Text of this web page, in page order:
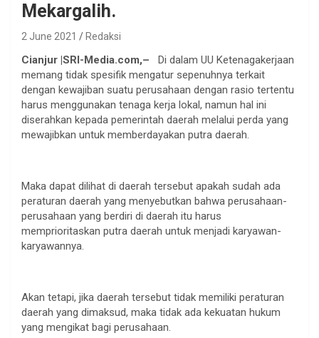
Mekargalih.
2 June 2021 Redaksi
Cianjur |SRI-Media.com,–
Di dalam UU Ketenagakerjaan
memang tidak spesifik mengatur sepenuhnya terkait
dengan kewajiban suatu perusahaan dengan rasio tertentu
harus menggunakan tenaga kerja lokal, namun hal ini
diserahkan kepada pemerintah daerah melalui perda yang
mewajibkan untuk memberdayakan putra daerah.
Maka dapat dilihat di daerah tersebut apakah sudah ada
peraturan daerah yang menyebutkan bahwa perusahaan-
perusahaan yang berdiri di daerah itu harus
memprioritaskan putra daerah untuk menjadi karyawan-
karyawannya.
Akan tetapi, jika daerah tersebut tidak memiliki peraturan
daerah yang dimaksud, maka tidak ada kekuatan hukum
yang mengikat bagi perusahaan.